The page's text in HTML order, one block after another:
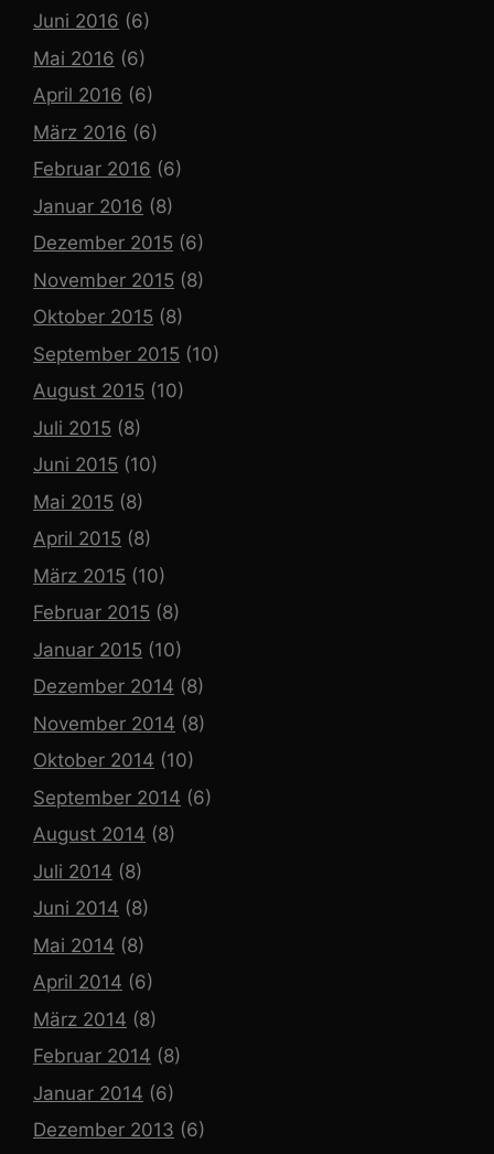
Juni 2016 (6)
Mai 2016 (6)
April 2016 (6)
März 2016 (6)
Februar 2016 (6)
Januar 2016 (8)
Dezember 2015 (6)
November 2015 (8)
Oktober 2015 (8)
September 2015 (10)
August 2015 (10)
Juli 2015 (8)
Juni 2015 (10)
Mai 2015 (8)
April 2015 (8)
März 2015 (10)
Februar 2015 (8)
Januar 2015 (10)
Dezember 2014 (8)
November 2014 (8)
Oktober 2014 (10)
September 2014 (6)
August 2014 (8)
Juli 2014 (8)
Juni 2014 (8)
Mai 2014 (8)
April 2014 (6)
März 2014 (8)
Februar 2014 (8)
Januar 2014 (6)
Dezember 2013 (6)